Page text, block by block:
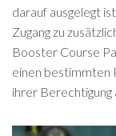
darauf ausgelegt
Zugang zu
Booster Course
einen bestimmten
ihrer Berechtigung